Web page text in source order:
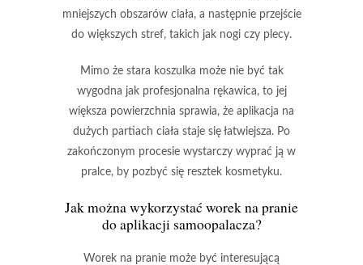
mniejszych obszarów ciała, a następnie przejście
do większych stref, takich jak nogi czy plecy.
Mimo że stara koszulka może nie być tak
wygodna jak profesjonalna rękawica, to jej
większa powierzchnia sprawia, że aplikacja na
dużych partiach ciała staje się łatwiejsza. Po
zakończonym procesie wystarczy wyprać ją w
pralce, by pozbyć się resztek kosmetyku.
Jak można wykorzystać worek na pranie
do aplikacji samoopalacza?
Worek na pranie może być interesującą